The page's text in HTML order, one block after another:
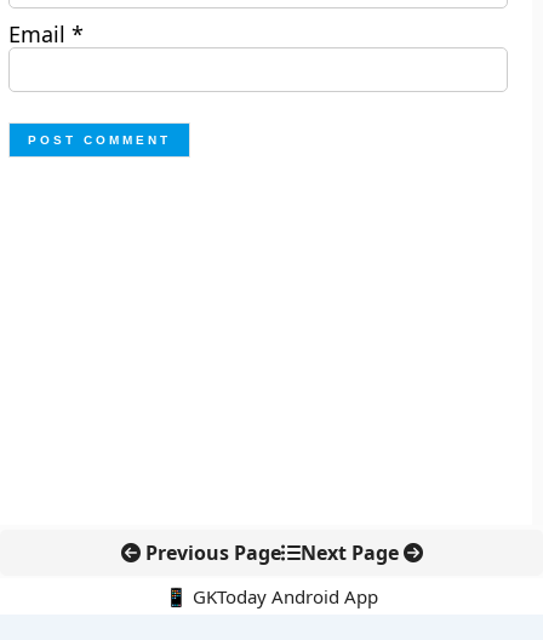
Email*
Previous Page Next Page
📱 GKToday Android App